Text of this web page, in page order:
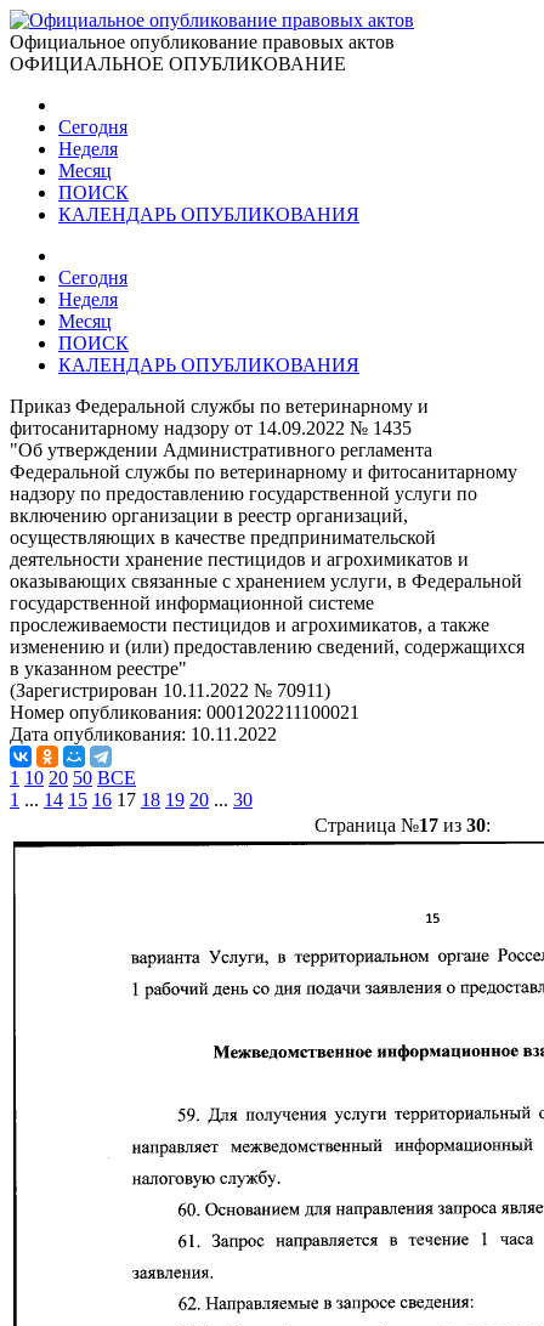
Официальное опубликование правовых актов
ОФИЦИАЛЬНОЕ ОПУБЛИКОВАНИЕ
Сегодня
Неделя
Месяц
ПОИСК
КАЛЕНДАРЬ ОПУБЛИКОВАНИЯ
Сегодня
Неделя
Месяц
ПОИСК
КАЛЕНДАРЬ ОПУБЛИКОВАНИЯ
Приказ Федеральной службы по ветеринарному и
фитосанитарному надзору от 14.09.2022 № 1435
"Об утверждении Административного регламента
Федеральной службы по ветеринарному и фитосанитарному
надзору по предоставлению государственной услуги по
включению организации в реестр организаций,
осуществляющих в качестве предпринимательской
деятельности хранение пестицидов и агрохимикатов и
оказывающих связанные с хранением услуги, в Федеральной
государственной информационной системе
прослеживаемости пестицидов и агрохимикатов, а также
изменению и (или) предоставлению сведений, содержащихся
в указанном реестре"
(Зарегистрирован 10.11.2022 № 70911)
Номер опубликования: 0001202211100021
Дата опубликования: 10.11.2022
1 10 20 50 ВСЕ
1 ... 14 15 16 17 18 19 20 ... 30
Страница №17из 30: